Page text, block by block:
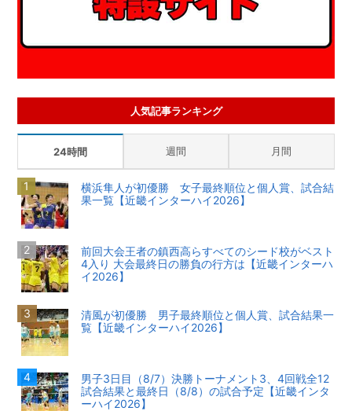
人気記事ランキング
24時間 週間 月間
横浜隼人が初優勝 女子最終順位と個人賞、試合結
果一覧【近畿インターハイ2026】
前回大会王者の鎮西高らすべてのシード校がベスト
4入り 大会最終日の勝負の行方は【近畿インターハ
イ2026】
清風が初優勝 男子最終順位と個人賞、試合結果一
覧【近畿インターハイ2026】
男子3日目（8/7）決勝トーナメント3、4回戦全12
試合結果と最終日（8/8）の試合予定【近畿インタ
ーハイ2026】